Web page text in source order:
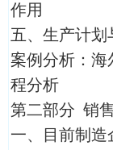
作用
五、生产计
案例分析：海
程分析
第二部分 销
一、目前制